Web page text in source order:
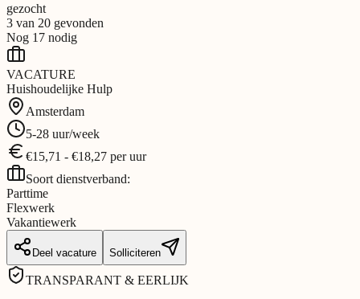
gezocht
3 van 20 gevonden
Nog 17 nodig
VACATURE
Huishoudelijke Hulp
Amsterdam
5-28 uur/week
€15,71 - €18,27 peruur
Soort dienstverband:
Parttime
Flexwerk
Vakantiewerk
Deel vacature Solliciteren
TRANSPARANT & EERLIJK